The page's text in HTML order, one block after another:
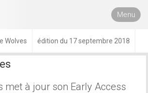
Menu
Wolves édition du 17 septembre 2018
met à jour son Early Access